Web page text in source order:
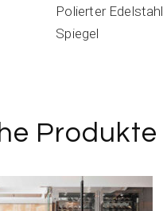
Polierter Edelstahl
Spiegel
Produkte